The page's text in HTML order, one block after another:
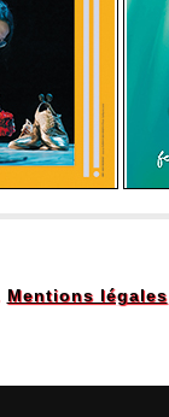
Mentions légales